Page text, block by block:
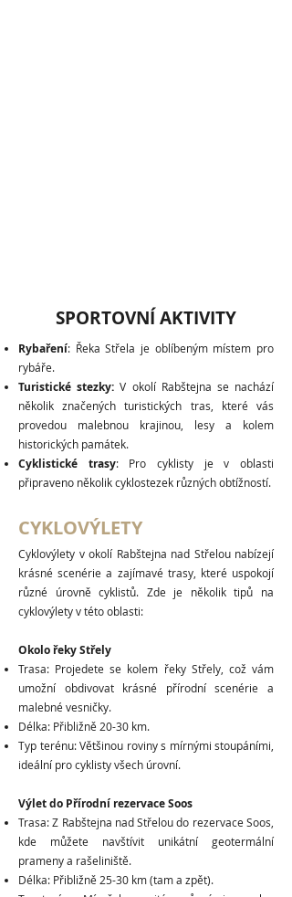
SPORTOVNÍ AKTIVITY
Rybaření: Řeka Střela je oblíbeným místem pro
rybáře.
Turistické stezky: V okolí Rabštejna se nachází
několik značených turistických tras, které vás
provedou malebnou krajinou, lesy a kolem
historických památek.
Cyklistické trasy: Pro cyklisty je v oblasti
připraveno několik cyklostezek různých obtížností.
CYKLOVÝLETY
Cyklovýlety v okolí Rabštejna nad Střelou nabízejí
krásné scenérie a zajímavé trasy, které uspokojí
různé úrovně cyklistů. Zde je několik tipů na
cyklovýlety v této oblasti:
Okolo řeky Střely
Trasa: Projedete se kolem řeky Střely, což vám
umožní obdivovat krásné přírodní scenérie a
malebné vesničky.
Délka: Přibližně 20-30 km.
Typ terénu: Většinou roviny s mírnými stoupáními,
ideální pro cyklisty všech úrovní.
Výlet do Přírodní rezervace Soos
Trasa: Z Rabštejna nad Střelou do rezervace Soos,
kde můžete navštívit unikátní geotermální
prameny a rašeliniště.
Délka: Přibližně 25-30 km (tam a zpět).